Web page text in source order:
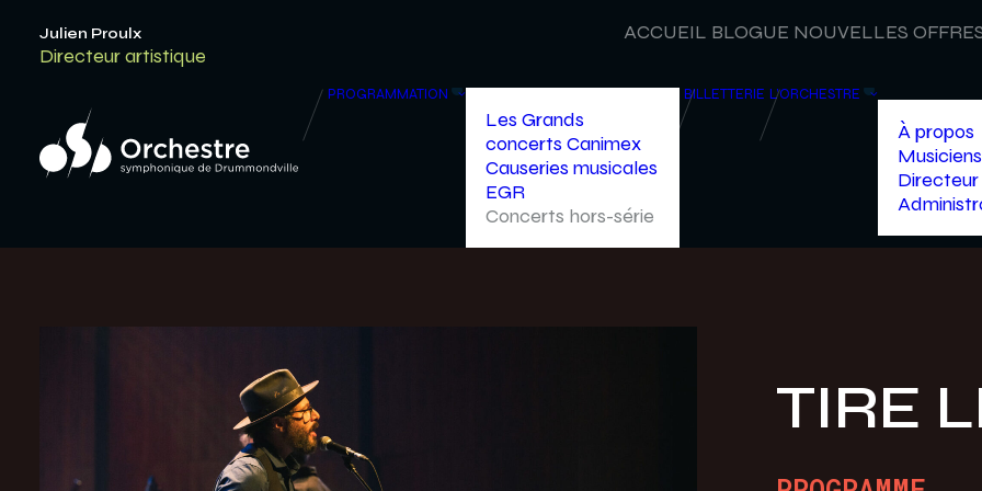
Julien Proulx
Directeur artistique
ACCUEIL BLOGUE NOUVELLES
PROGRAMMATION
Les Grands
concerts Canimex
Causeries musicales
EGR
Concerts hors-série
BILLETTERIE L’ORCHESTRE
À propos
Musiciens
TIRE